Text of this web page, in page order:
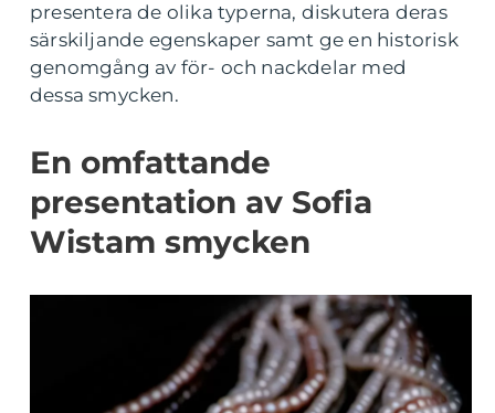
presentera de olika typerna, diskutera deras
särskiljande egenskaper samt ge en historisk
genomgång av för- och nackdelar med
dessa smycken.
En omfattande
presentation av Sofia
Wistam smycken